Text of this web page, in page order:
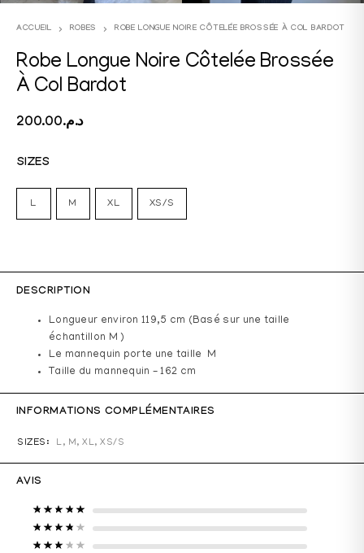
ACCUEIL ROBES ROBE LONGUE NOIRE CÔTELÉE BROSSÉE À COL BARDOT
Robe Longue Noire Côtelée Brossée
À Col Bardot
د.م.200.00
SIZES
L M XL XS/S
DESCRIPTION
Longueur environ 119,5 cm (Basé sur une taille
échantillon M )
Le mannequin porte une taille M
Taille du mannequin – 162 cm
INFORMATIONS COMPLÉMENTAIRES
SIZES L, M, XL, XS/S
AVIS
Note5sur 5
Note4sur 5
Note3sur 5